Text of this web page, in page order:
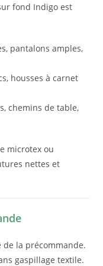
fond Indigo est
pantalons amples,
housses à carnet
chemins de table,
microtex ou
nettes et
la précommande.
gaspillage textile.